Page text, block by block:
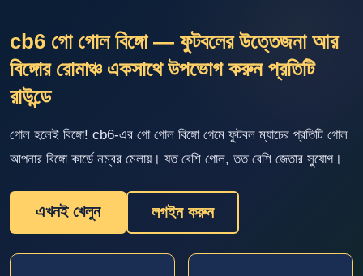
cb6 গো গোল বিঙ্গো — ফুটবলের উত্তেজনা আর
বিঙ্গোর রোমাঞ্চ একসাথে উপভোগ করুন প্রতিটি
রাউন্ডে
গোল হলেই বিঙ্গো! cb6-এর গো গোল বিঙ্গো গেমে ফুটবল ম্যাচের প্রতিটি গোল
আপনার বিঙ্গো কার্ডে নম্বর মেলায়। যত বেশি গোল, তত বেশি জেতার সুযোগ।
এখনই খেলুন লগইন করুন